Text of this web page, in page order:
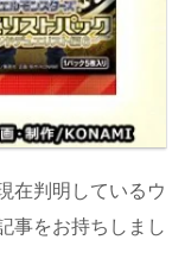
在判明しているウ
事をお持ちしまし